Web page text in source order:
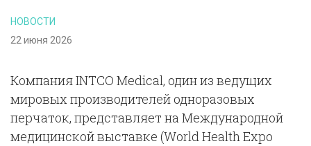
НОВОСТИ
22 июня 2026
Компания INTCO Medical, один из ведущих
мировых производителей одноразовых
перчаток, представляет на Международной
медицинской выставке (World Health Expo